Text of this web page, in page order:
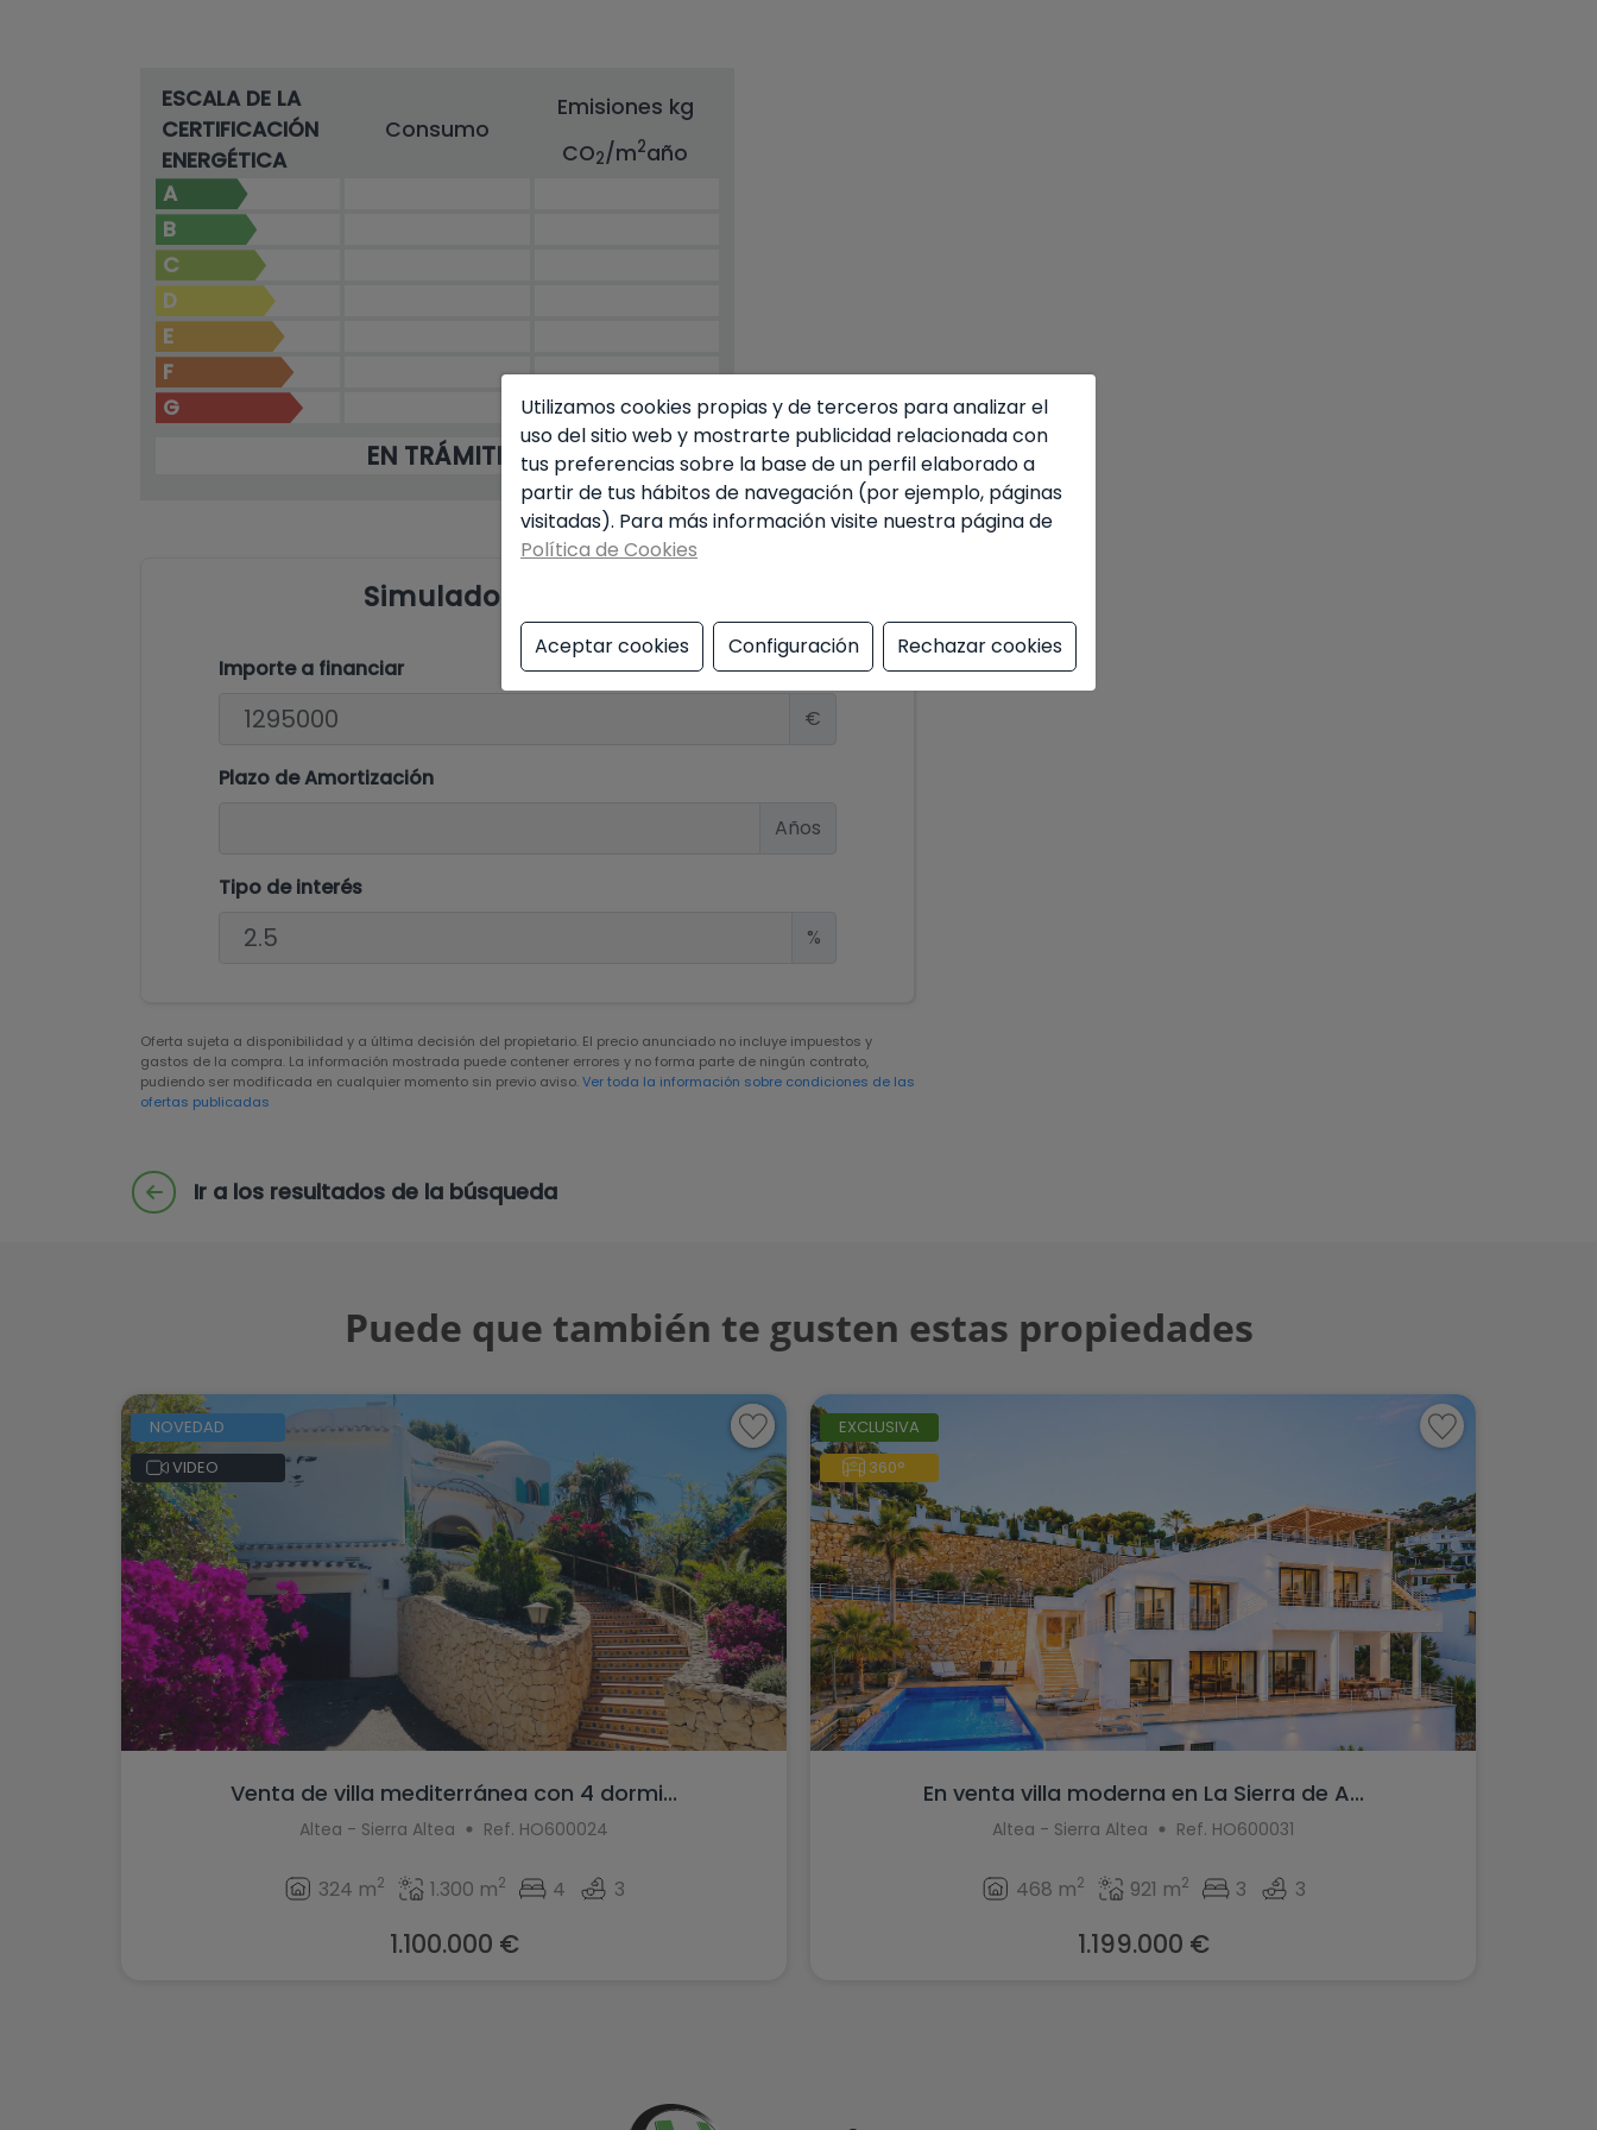
empedradas, casas blancas llenas de flores de colores y rincones y miradores
escondidos, es un lugar maravilloso para pasear. No lo dude más y venga ya a
descubrir esta fantástica villa.
ESCALA DE LA
CERTIFICACIÓN
ENERGÉTICA
Consumo
Emisiones kg
CO2/m2año
A
B
C
D
E
F
G
EN TRÁMITE
Simulador de hipoteca
Importe a financiar
€
Plazo de Amortización
Años
Tipo de interés
%
Oferta sujeta a disponibilidad y a última decisión del propietario. El precio anunciado no incluye impuestos y
gastos de la compra. La información mostrada puede contener errores y no forma parte de ningún contrato,
pudiendo ser modificada en cualquier momento sin previo aviso.Ver toda la información sobre condiciones de las
ofertas publicadas
Ir a los resultados de la búsqueda
Puede que también te gusten estas propiedades
NOVEDAD
VIDEO
Venta de villa mediterránea con 4 dormi...
Altea - Sierra Altea Ref. HO600024
324 m2 1.300 m2 4 3
1.100.000 €
EXCLUSIVA
360°
En venta villa moderna en La Sierra de A...
Altea - Sierra Altea Ref. HO600031
468 m2 921 m2 3 3
1.199.000 €
Utilizamos cookies propias y de terceros para analizar el
uso del sitio web y mostrarte publicidad relacionada con
tus preferencias sobre la base de un perfil elaborado a
partir de tus hábitos de navegación (por ejemplo, páginas
visitadas). Para más información visite nuestra página de
Política de Cookies
Aceptar cookies Configuración Rechazar cookies